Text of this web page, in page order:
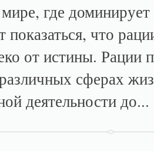
где доминирует
показаться, что
от истины. Рации
сферах
деятельности до...